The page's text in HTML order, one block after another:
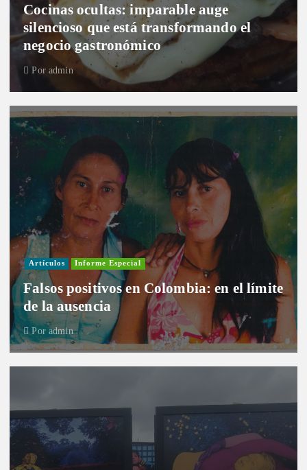
Cocinas ocultas: imparable auge
silencioso que está transformando el
negocio gastronómico
Por admin
Artículos Informe Especial
Falsos positivos en Colombia: en el límite
de la ausencia
Por admin